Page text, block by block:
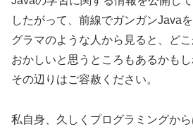
したがって、前線でガンガンJava
グラマのような人から見ると、どこ
おかしいと思うところもあるかもし
その辺りはご容赦ください。
私自身、久しくプログラミングか